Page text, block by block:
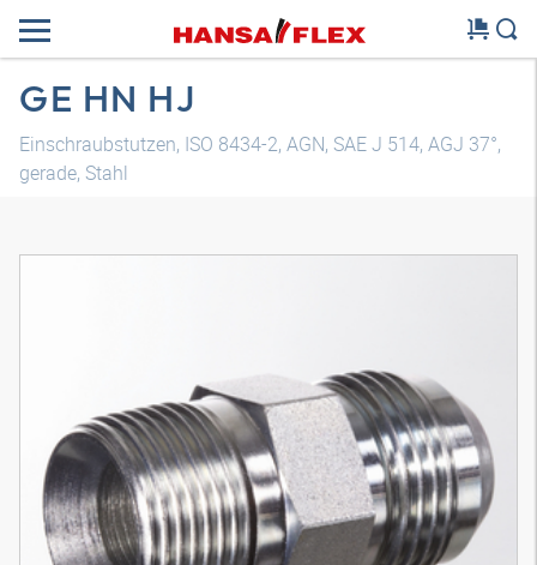
GE HN HJ
Einschraubstutzen, ISO 8434-2, AGN, SAE J 514, AGJ 37°,
gerade, Stahl
3D Modell